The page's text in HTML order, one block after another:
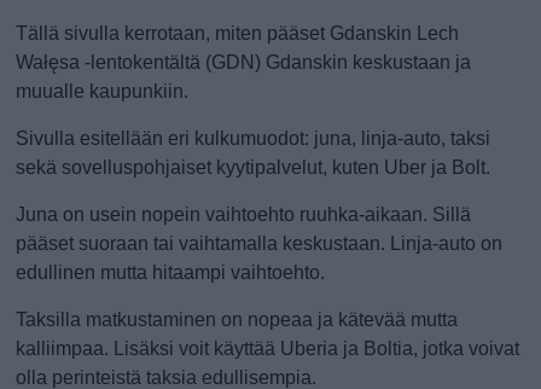
Tällä sivulla kerrotaan, miten pääset Gdanskin Lech
Wałęsa -lentokentältä (GDN) Gdanskin keskustaan ja
muualle kaupunkiin.
Sivulla esitellään eri kulkumuodot: juna, linja-auto, taksi
sekä sovelluspohjaiset kyytipalvelut, kuten Uber ja Bolt.
Juna on usein nopein vaihtoehto ruuhka-aikaan. Sillä
pääset suoraan tai vaihtamalla keskustaan. Linja-auto on
edullinen mutta hitaampi vaihtoehto.
Taksilla matkustaminen on nopeaa ja kätevää mutta
kalliimpaa. Lisäksi voit käyttää Uberia ja Boltia, jotka voivat
olla perinteistä taksia edullisempia.